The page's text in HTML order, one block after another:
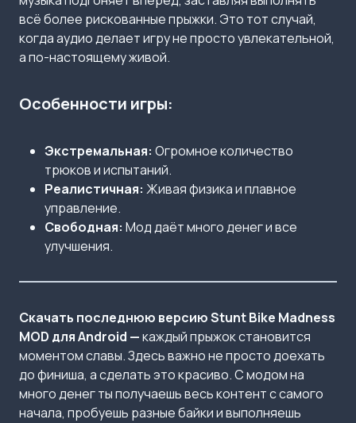
всё более рискованные прыжки. Это тот случай,
когда аудио делает игру не просто увлекательной,
а по-настоящему живой.
Особенности игры:
Экстремальная: Огромное количество
трюков и испытаний.
Реалистичная: Живая физика и плавное
управление.
Свободная: Мод даёт много денег и все
улучшения.
Скачать последнюю версию Stunt Bike Madness
MOD для Android —каждый прыжок становится
моментом славы. Здесь важно не просто доехать
до финиша, а сделать это красиво. С модом на
много денег ты получаешь весь контент с самого
начала, пробуешь разные байки и выполняешь